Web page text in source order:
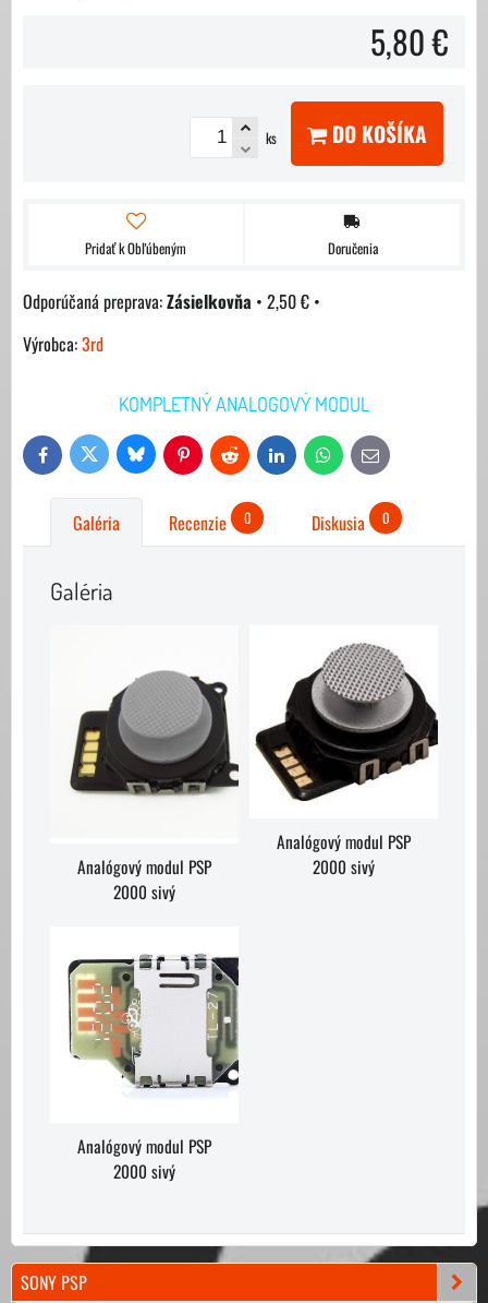
5,80 €
ks DO KOŠÍKA
Pridať k Obľúbeným Doručenia
Zásielkovňa • 2,50 € •
Výrobca:3rd
KOMPLETNÝ ANALOGOVÝ MODUL
FacebookTwitter Bluesky PinterestReddit LinkedIn WhatsAppE-
mail
Galéria Recenzie 0 Diskusia 0
Galéria
Analógový modul PSP
2000 sivý
Analógový modul PSP
2000 sivý
Analógový modul PSP
2000 sivý
SONY PSP